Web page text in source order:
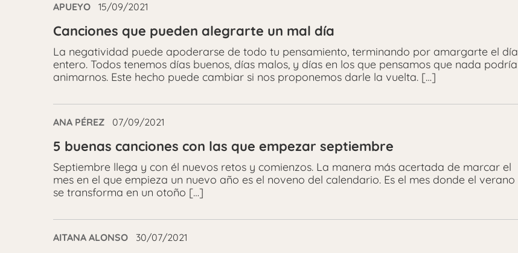
APUEYO 15/09/2021
Canciones que pueden alegrarte un mal día
La negatividad puede apoderarse de todo tu pensamiento, terminando por amargarte el día
entero. Todos tenemos días buenos, días malos, y días en los que pensamos que nada podría
animarnos. Este hecho puede cambiar si nos proponemos darle la vuelta. […]
ANA PÉREZ 07/09/2021
5 buenas canciones con las que empezar septiembre
Septiembre llega y con él nuevos retos y comienzos. La manera más acertada de marcar el
mes en el que empieza un nuevo año es el noveno del calendario. Es el mes donde el verano
se transforma en un otoño […]
AITANA ALONSO 30/07/2021